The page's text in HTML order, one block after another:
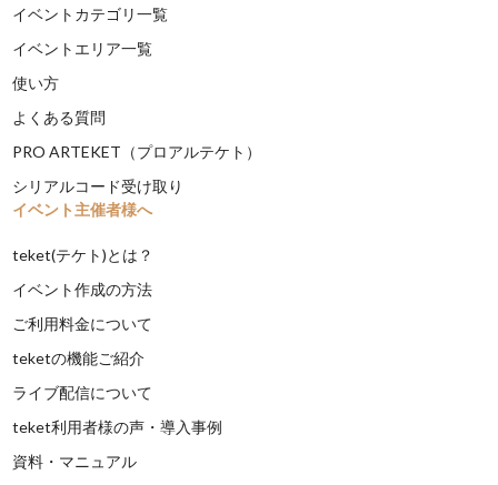
イベントカテゴリ一覧
イベントエリア一覧
使い方
よくある質問
PRO ARTEKET（プロアルテケト）
シリアルコード受け取り
イベント主催者様へ
teket(テケト)とは？
イベント作成の方法
ご利用料金について
teketの機能ご紹介
ライブ配信について
teket利用者様の声・導入事例
資料・マニュアル